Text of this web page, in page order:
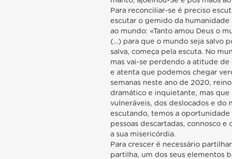
Para reconciliar-se é preciso
escutar o gemido da humanidade
ao mundo: «Tanto amou Deus o
(…) para que o mundo seja salvo
salva, começa pela escuta. No
mas vai-se perdendo a atitude
e atenta que podemos chegar
semanas neste ano de 2020,
dramático e inquietante, mas que
vulneráveis, dos deslocados e do
escutando, temos a
pessoas descartadas, connosco e
a sua misericórdia.
Para crescer é necessário
partilha, um dos seus elementos